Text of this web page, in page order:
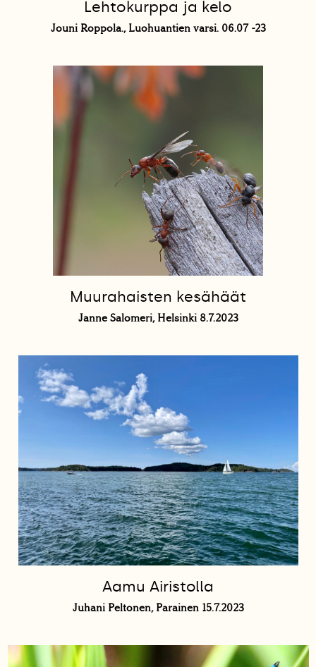
Lehtokurppa ja kelo
Jouni Roppola., Luohuantien varsi. 06.07 -23
Muurahaisten kesähäät
Janne Salomeri, Helsinki 8.7.2023
Aamu Airistolla
Juhani Peltonen, Parainen 15.7.2023